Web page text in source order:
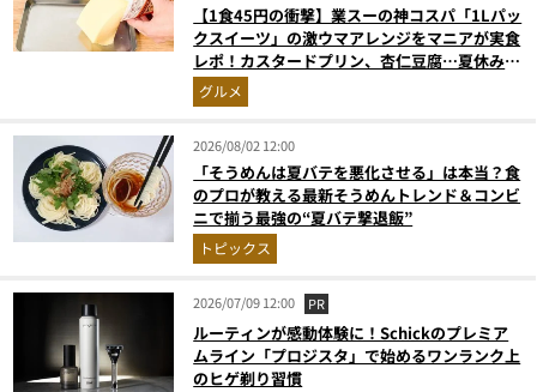
【1食45円の衝撃】業スーの神コスパ「1Lパッ
クスイーツ」の激ウマアレンジをマニアが実食
レポ！カスタードプリン、杏仁豆腐…夏休みの
おやつに最強すぎた
グルメ
2026/08/02 12:00
「そうめんは夏バテを悪化させる」は本当？食
のプロが教える最新そうめんトレンド＆コンビ
ニで揃う最強の“夏バテ撃退飯”
トピックス
2026/07/09 12:00 PR
ルーティンが感動体験に！Schickのプレミア
ムライン「プロジスタ」で始めるワンランク上
のヒゲ剃り習慣